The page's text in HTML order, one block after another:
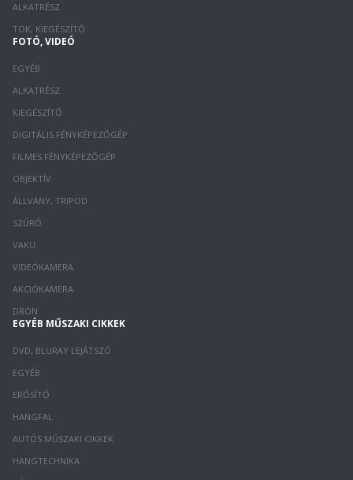
ALKATRÉSZ
TOK, KIEGÉSZÍTŐ
FOTÓ, VIDEÓ
EGYÉB
ALKATRÉSZ
KIEGÉSZÍTŐ
DIGITÁLIS FÉNYKÉPEZŐGÉP
FILMES FÉNYKÉPEZŐGÉP
OBJEKTÍV
ÁLLVÁNY, TRIPOD
SZŰRŐ
VAKU
VIDEÓKAMERA
AKCIÓKAMERA
DRÓN
EGYÉB MŰSZAKI CIKKEK
DVD, BLURAY LEJÁTSZÓ
EGYÉB
ERŐSÍTŐ
HANGFAL
AUTÓS MŰSZAKI CIKKEK
HANGTECHNIKA